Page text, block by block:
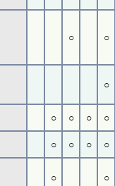
○ ○
○
○ ○ ○ ○
○ ○ ○ ○
○ ○